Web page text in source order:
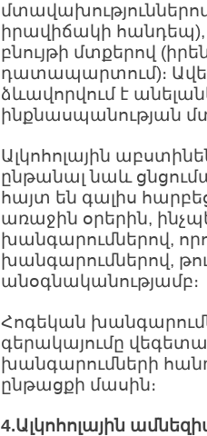
իրավիճակի
բնույթի մտքերով
դատապարտում)։
ձևավորվում է
ինքնասպանության
Ալկոհոլային
ընթանալ նաև
հայտ են գալիս
առաջին օրերին,
խանգարումներով,
խանգարումներով,
անօգնականությամբ։
Հոգեկան
գերակայումը
խանգարումների
ընթացքի մասին։
4.Ալկոհոլային